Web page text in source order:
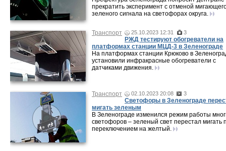
прекратить эксперимент с отменой
зеленого сигнала на светофорах округа.
Транспорт 25.10.2023 12:31 3
РЖД тестируют обогреватели на
платформах станции МЦД-3 в Зеленограде
На платформах станции Крюково в
установили инфракрасные обогреватели с
датчиками движения.
Транспорт 02.10.2023 20:08 3
Светофоры в Зеленограде
мигать зеленым
В Зеленограде изменился режим работы
светофоров – зеленый свет перестал мигать
переключением на желтый.